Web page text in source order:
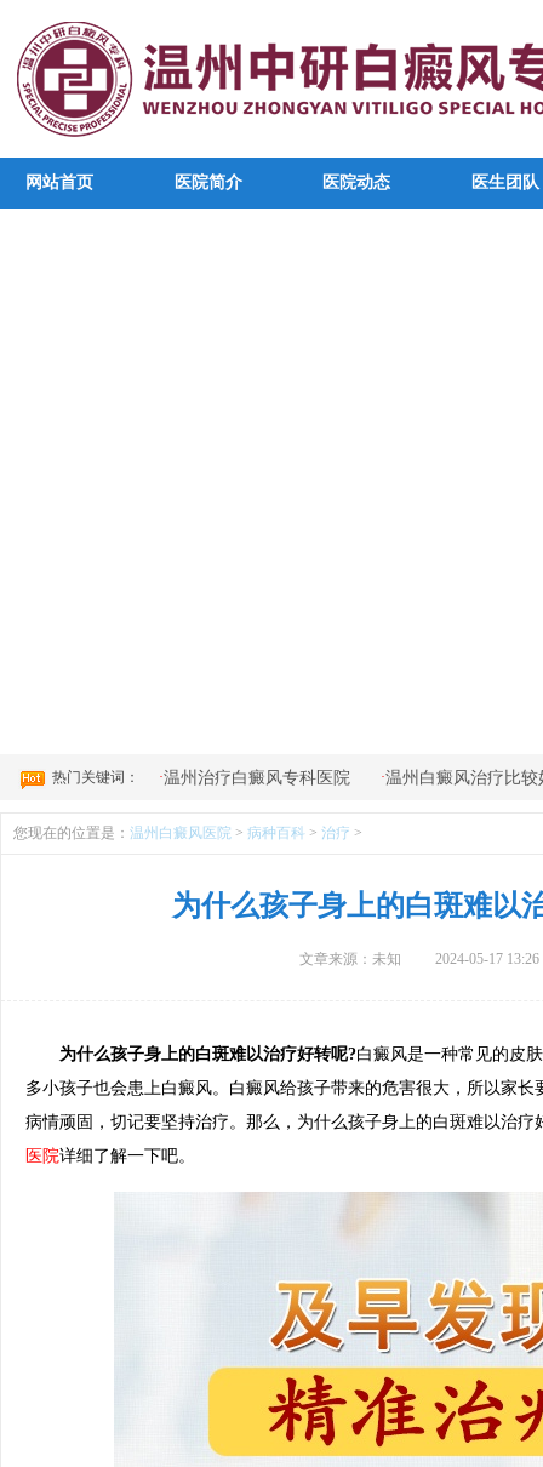
网站首页 医院简介 医院动态 医生团队
热门关键词： ·温州治疗白癜风专科医院 ·温州白癜风治疗比较
您现在的位置是： 温州白癜风医院 > 病种百科 > 治疗 >
为什么孩子身上的白斑难以
文章来源：未知 2024-05-17 13:26
为什么孩子身上的白斑难以治疗好转呢?白癜风是一种常见的皮
多小孩子也会患上白癜风。白癜风给孩子带来的危害很大，所以家
病情顽固，切记要坚持治疗。那么，为什么孩子身上的白斑难以治疗
医院详细了解一下吧。